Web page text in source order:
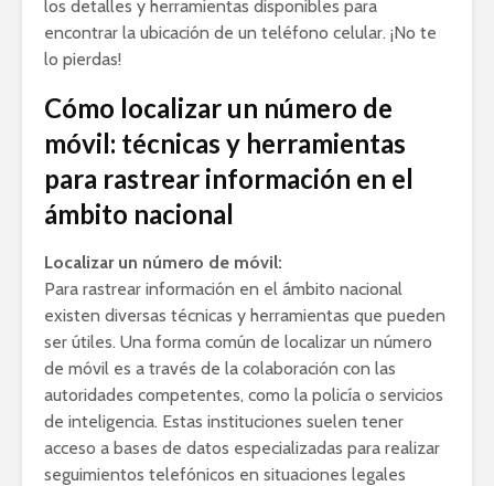
los detalles y herramientas disponibles para
encontrar la ubicación de un teléfono celular. ¡No te
lo pierdas!
Cómo localizar un número de
móvil: técnicas y herramientas
para rastrear información en el
ámbito nacional
Localizar un número de móvil:
Para rastrear información en el ámbito nacional
existen diversas técnicas y herramientas que pueden
ser útiles. Una forma común de localizar un número
de móvil es a través de la colaboración con las
autoridades competentes, como la policía o servicios
de inteligencia. Estas instituciones suelen tener
acceso a bases de datos especializadas para realizar
seguimientos telefónicos en situaciones legales